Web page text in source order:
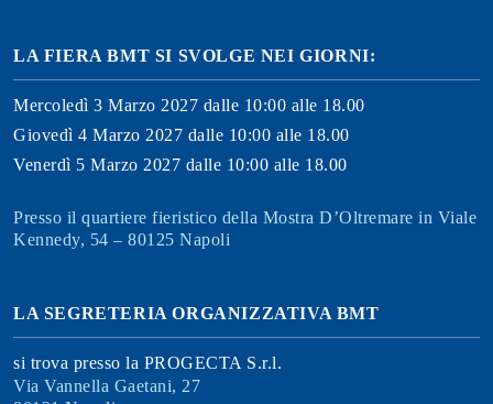
LA FIERA BMT SI SVOLGE NEI GIORNI:
Mercoledì 3 Marzo 2027 dalle 10:00 alle 18.00
Giovedì 4 Marzo 2027 dalle 10:00 alle 18.00
Venerdì 5 Marzo 2027 dalle 10:00 alle 18.00
Presso il quartiere fieristico della Mostra D’Oltremare in Viale
Kennedy, 54 – 80125 Napoli
LA SEGRETERIA ORGANIZZATIVA BMT
si trova presso la PROGECTA S.r.l.
Via Vannella Gaetani, 27